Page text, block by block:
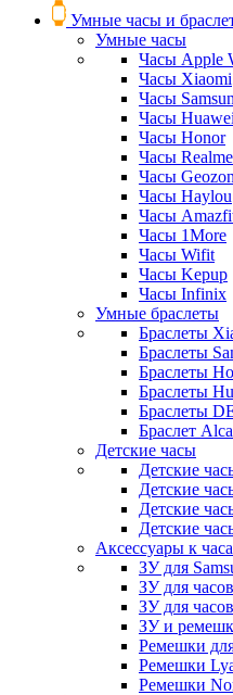
Умные часы и
Умные часы
Часы Apple
Часы Xiaomi
Часы
Часы Huawei
Часы Honor
Часы Realme
Часы Geozon
Часы Haylou
Часы
Часы 1More
Часы Wifit
Часы Kepup
Часы Infinix
Умные браслеты
Браслеты
Браслеты
Браслеты
Браслеты
Браслеты
Браслет
Детские часы
Детские
Детские
Детские
Детские
Аксессуары к
ЗУ для
ЗУ для
ЗУ для
ЗУ и
Ремешки
Ремешки
Ремешки